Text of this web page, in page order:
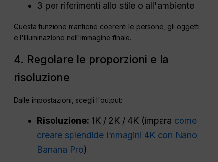
3 per riferimenti allo stile o all'ambiente
Questa funzione mantiene coerenti le persone, gli oggetti
e l'illuminazione nell'immagine finale.
4. Regolare le proporzioni e la
risoluzione
Dalle impostazioni, scegli l'output:
Risoluzione: 1K / 2K / 4K (impara come
creare splendide immagini 4K con Nano
Banana Pro)